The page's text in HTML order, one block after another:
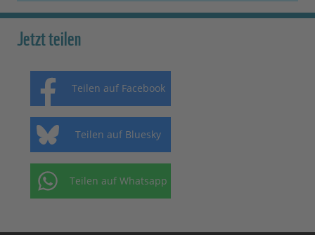
Jetzt teilen
Teilen auf Facebook
Teilen auf Bluesky
Teilen auf Whatsapp